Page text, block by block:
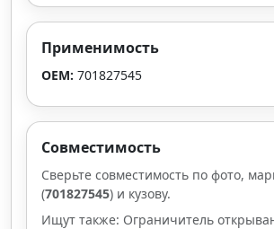
Применимость
OEM: 701827545
Совместимость
Сверьте совместимость по фото,
(701827545) и кузову.
Ищут также: Ограничитель